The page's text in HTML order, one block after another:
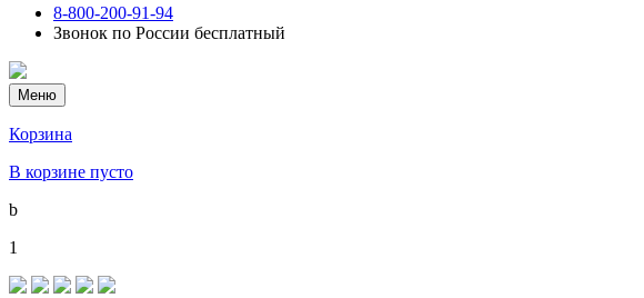
8-800-200-91-94
Звонок по России бесплатный
Меню
Корзина
В корзине пусто
b
1